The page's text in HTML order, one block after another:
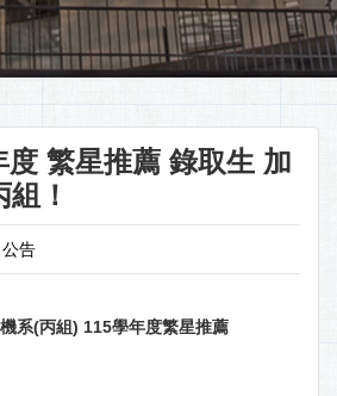
度 繁星推薦 錄取生 加
！
公告
系(丙組) 115學年度繁星推薦